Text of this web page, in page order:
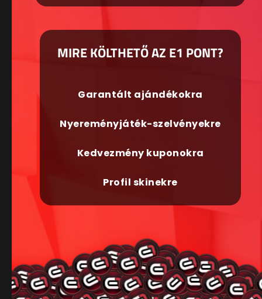
MIRE KÖLTHETŐ AZ E1 PONT?
Garantált ajándékokra
Nyereményjáték-szelvényekre
Kedvezmény kuponokra
Profil skinekre